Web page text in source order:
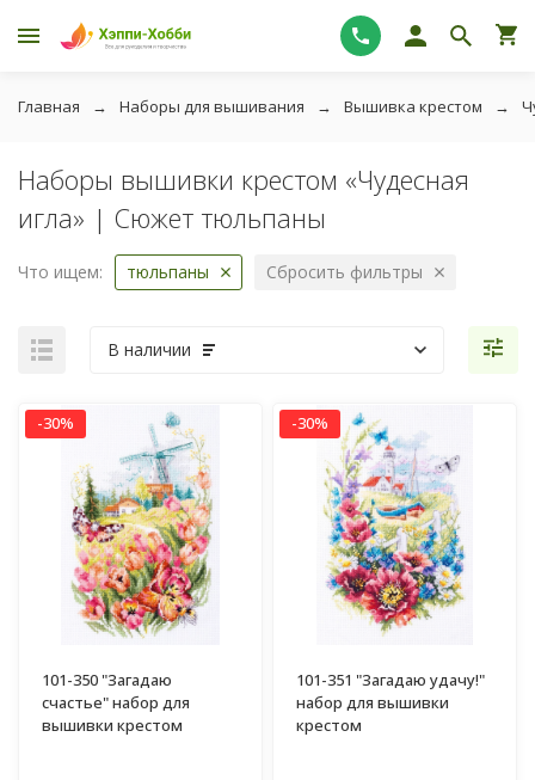
Главная Наборы для вышивания Вышивка крестом
Наборы вышивки крестом «Чудесная
игла» | Сюжет тюльпаны
Что ищем: тюльпаны Сбросить фильтры
В наличии
-30%
101-350 "Загадаю
счастье" набор для
вышивки крестом
-30%
101-351 "Загадаю удачу!"
набор для вышивки
крестом